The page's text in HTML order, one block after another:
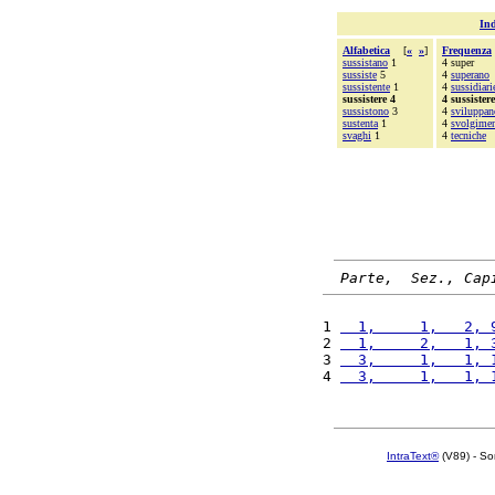
Alfabetica [« »]
sussistano 1
sussiste 5
sussistente 1
sussistere 4
sussistono 3
sustenta 1
svaghi 1
Frequenza
4 super
4 superano
4
4 sussistere
4
4
4 tecniche
Parte,  Sez.,
1
1,     1,   2,
2
1,     2,   1,
3
3,     1,   1,
4
3,     1,   1,
IntraText®(V89) -